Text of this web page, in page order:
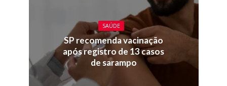
SAÚDE
SP recomenda vacinação
após registro de 13 casos
de sarampo